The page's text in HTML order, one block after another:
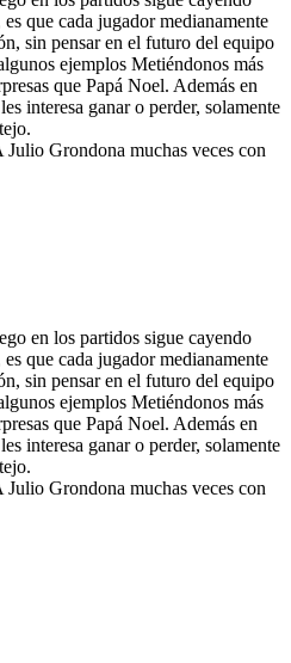
que cada jugador medianamente
sin pensar en el futuro del equipo
ejemplos Metiéndonos más
que Papá Noel. Además en
interesa ganar o perder, solamente
Grondona muchas veces con
en los partidos sigue cayendo
que cada jugador medianamente
sin pensar en el futuro del equipo
ejemplos Metiéndonos más
que Papá Noel. Además en
interesa ganar o perder, solamente
Grondona muchas veces con